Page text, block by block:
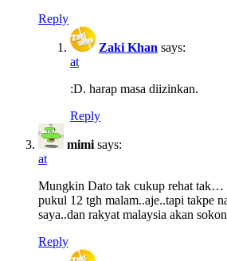
Reply
Zaki Khan says:
at
:D. harap masa diizinkan.
Reply
mimi says:
at
Mungkin Dato tak cukup rehat tak…
pukul 12 tgh malam..aje..tapi takpe
saya..dan rakyat malaysia akan
Reply